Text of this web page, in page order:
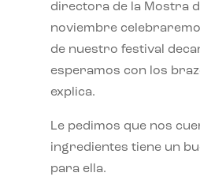
directora de la Mostra
noviembre
de nuestro festival
esperamos con los
explica.
Le pedimos que nos
ingredientes tiene un
para ella.